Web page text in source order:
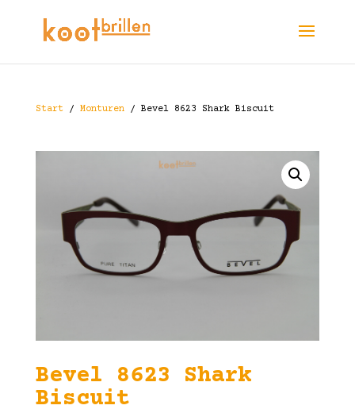
Start/ Monturen/ Bevel 8623 Shark Biscuit
Bevel 8623 Shark
Biscuit